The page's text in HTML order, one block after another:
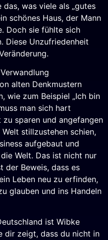
was viele als „gutes
schönes Haus, der Mann
Doch sie fühlte sich
Diese Unzufriedenheit
alten Denkmustern
wie zum Beispiel „Ich bin
man sich hart
sparen und angefangen
stillzustehen schien,
aufgebaut und
Welt. Das ist nicht nur
der Beweis, dass es
Leben neu zu erfinden,
glauben und ins Handeln
ist Wibke
dir zeigt, dass du nicht in